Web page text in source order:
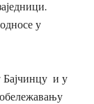
у
и у